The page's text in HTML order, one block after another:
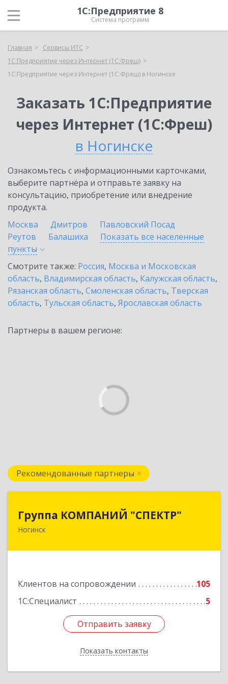
1С:Предприятие 8
Система программ
Главная
Сервисы ИТС
1С:Предприятие через Интернет (1С:Фреш)
1С:Предприятие через Интернет (1С:Фреш) в Ногинске
Заказать 1С:Предприятие
через Интернет (1С:Фреш)
в Ногинске
Ознакомьтесь с информационными карточками,
выберите партнёра и отправьте заявку на
консультацию, приобретение или внедрение
продукта.
Москва
Дмитров
Павловский Посад
Реутов
Балашиха
Показать все населенные
пункты
Смотрите также: Россия, Москва и Московская
область, Владимирская область, Калужская область,
Рязанская область, Смоленская область, Тверская
область, Тульская область, Ярославская область
Партнеры в вашем регионе:
Рекомендованные партнеры
Группа КОМПАНИЙ "СПЕКТР"
Ногинск
Клиентов на сопровождении
105
1С:Специалист
5
Отправить заявку
Показать контакты
Группа КОМПАНИЙ "СПЕКТР"
142400, Московская обл, г.о.Богородский,
Отправить заявку
Назад